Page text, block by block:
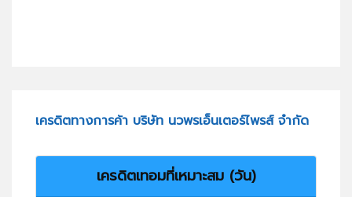
เครดิตทางการค้า บริษัท นวพรเอ็นเตอร์ไพรส์ จำกัด
เครดิตเทอมที่เหมาะสม (วัน)